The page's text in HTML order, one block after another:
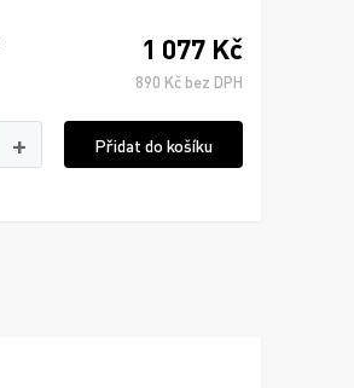
1 077 Kč
890 Kč bez DPH
+ Přidat do košíku